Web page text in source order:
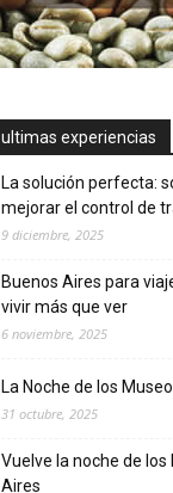
ultimas experiencias
La solución perfecta:
mejorar el control de
9 diciembre, 2025
Buenos Aires para
vivir más que ver
6 noviembre, 2025
La Noche de los
31 octubre, 2025
Vuelve la noche de
Aires